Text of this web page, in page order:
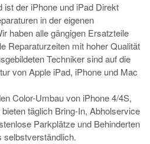
ist der iPhone und iPad Direkt
in der eigenen
haben alle gängigen Ersatzteile
Reparaturzeiten mit hoher Qualität
Techniker sind auf die
von Apple iPad, iPhone und Mac
Color-Umbau von iPhone 4/4S,
täglich Bring-In, Abholservice
Parkplätze und Behinderten
selbstverständlich.